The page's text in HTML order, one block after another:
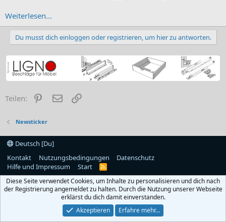
Weiterlesen...
Du musst dich einloggen oder registrieren, um hier zu antworten.
Teilen: PinterestE-Mail
Newsticker
Deutsch [Du]
Kontakt
Nutzungsbedingungen
Datenschutz
Hilfe und Impressum
Start
R
S
Diese Seite verwendet Cookies, um Inhalte zu personalisieren und dich nach
der Registrierung angemeldet zu halten. Durch die Nutzung unserer Webseite
erklärst du dich damit einverstanden.
Akzeptieren
Erfahre mehr…